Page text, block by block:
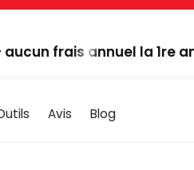
frais annuel la 1re
Avis Blog